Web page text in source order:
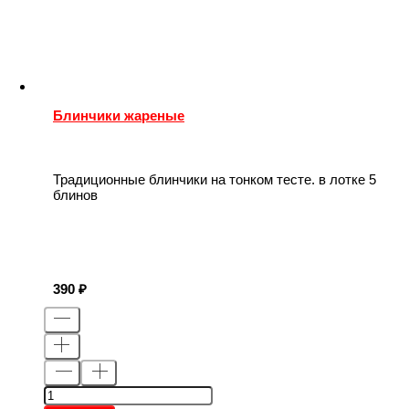
Блинчики жареные
Традиционные блинчики на тонком тесте. в лотке 5
блинов
390